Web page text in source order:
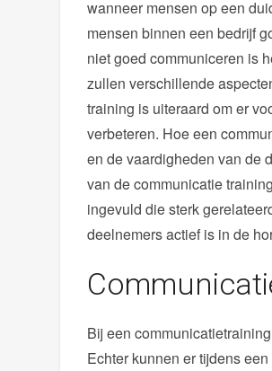
wanneer mensen op een
mensen binnen een bedrijf
niet goed communiceren is
zullen verschillende
training is uiteraard om er
verbeteren. Hoe een
en de vaardigheden van de
van de communicatie
ingevuld die sterk
deelnemers actief is in de
Bij een
Echter kunnen er tijdens